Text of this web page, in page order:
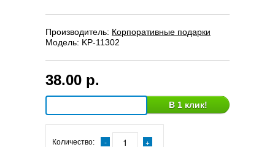
Производитель: Корпоративные подарки
Модель: KP-11302
38.00 р.
В 1 клик!
Количество: